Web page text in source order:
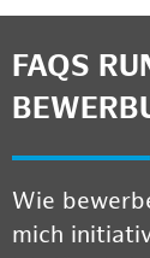
FAQS
Wie
mich